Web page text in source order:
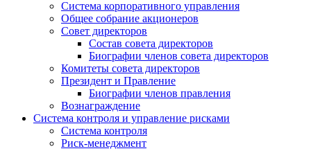
Система корпоративного управления
Общее собрание акционеров
Совет директоров
Состав совета директоров
Биографии членов совета директоров
Комитеты совета директоров
Президент и Правление
Биографии членов правления
Вознаграждение
Система контроля и управление рисками
Система контроля
Риск-менеджмент